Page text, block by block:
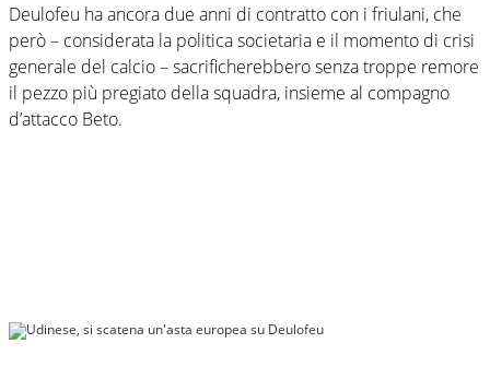
Deulofeu ha ancora due anni di contratto con i friulani, che
però – considerata la politica societaria e il momento di crisi
generale del calcio – sacrificherebbero senza troppe remore
il pezzo più pregiato della squadra, insieme al compagno
d’attacco Beto.